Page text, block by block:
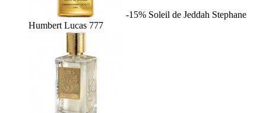
-15% Soleil de Jeddah Stephane
Humbert Lucas 777